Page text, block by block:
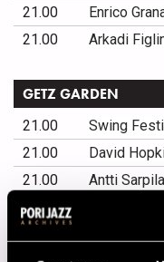
21.00
Enrico
21.00
Arkadi
GETZ GARDEN
21.00
Swing
21.00
David
21.00
Antti
21.00